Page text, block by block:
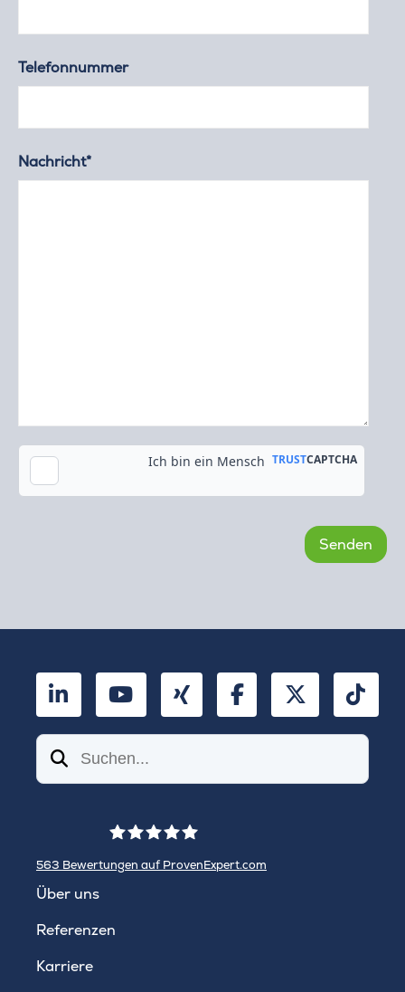
Telefonnummer
Nachricht*
Kopie an meine E-Mail-Adresse senden
LinkedInYouTubeXing FacebookTwitter
Suchen
563 Bewertungen auf ProvenExpert.com
Über uns
Referenzen
Karriere